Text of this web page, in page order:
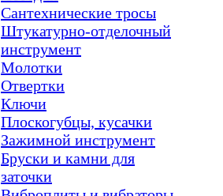
Сантехнические тросы
Штукатурно-отделочный
инструмент
Молотки
Отвертки
Ключи
Плоскогубцы, кусачки
Зажимной инструмент
Бруски и камни для
заточки